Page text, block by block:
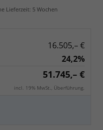
Lieferzeit: 5 Wochen
16.505,– €
24,2%
51.745,– €
incl. 19% MwSt., Überführung.